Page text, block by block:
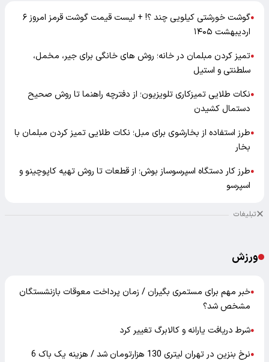
●
گوشت خورشتی کیلویی چند ؟! + لیست قیمت گوشت قرمز امروز ۶
اردیبهشت ۱۴۰۵
●تمیز کردن مبلمان در خانه؛ روش های خانگی برای جیر، مخمل،
سلطنتی و استیل
●نکات طلایی تمیزکاری تلویزیون؛ از دفترچه راهنما تا روش صحیح
دستمال کشیدن
●طرز استفاده از بخارشوی برای مبل؛ نکات طلایی تمیز کردن مبلمان با
بخار
●طرز کار دستگاه اسپرسوساز بوش؛ از قطعات تا روش تهیه کاپوچینو و
اسپرسو
تبلیغات
ورزش
●خبر مهم برای مستمری بگیران / زمان پرداخت معوقات بازنشستگان
مشخص شد؟
●شرط دریافت یارانه و کالابرگ تغییر کرد
●
نرخ بنزین در تهران لیتری 130 هزارتومان شد / هزینه یک باک 6